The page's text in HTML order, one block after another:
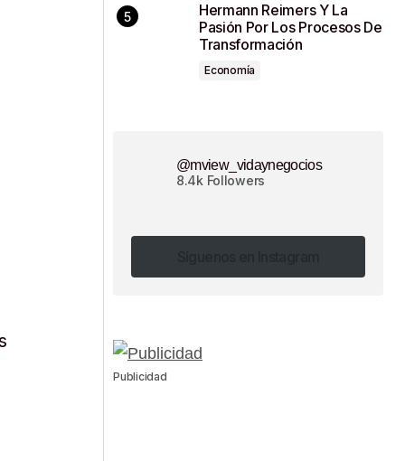
Hermann Reimers Y La
Pasión Por Los Procesos De
Transformación
Economía
@mview_vidaynegocios
8.4k Followers
Síguenos en Instagram
Síguenos en Instagram
Publicidad